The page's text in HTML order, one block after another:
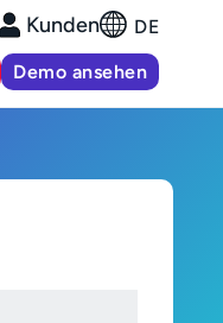
Kunden DE
Demo ansehen